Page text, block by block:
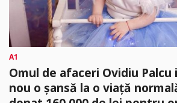
A1
Omul de afaceri Ovidiu
nou o șansă la o viață